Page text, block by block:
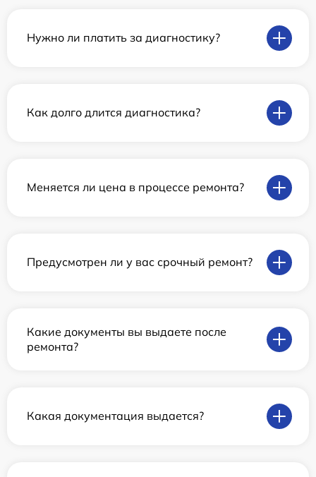
Нужно ли платить за диагностику?
Как долго длится диагностика?
Меняется ли цена в процессе ремонта?
Предусмотрен ли у вас срочный ремонт?
Какие документы вы выдаете после
ремонта?
Какая документация выдается?